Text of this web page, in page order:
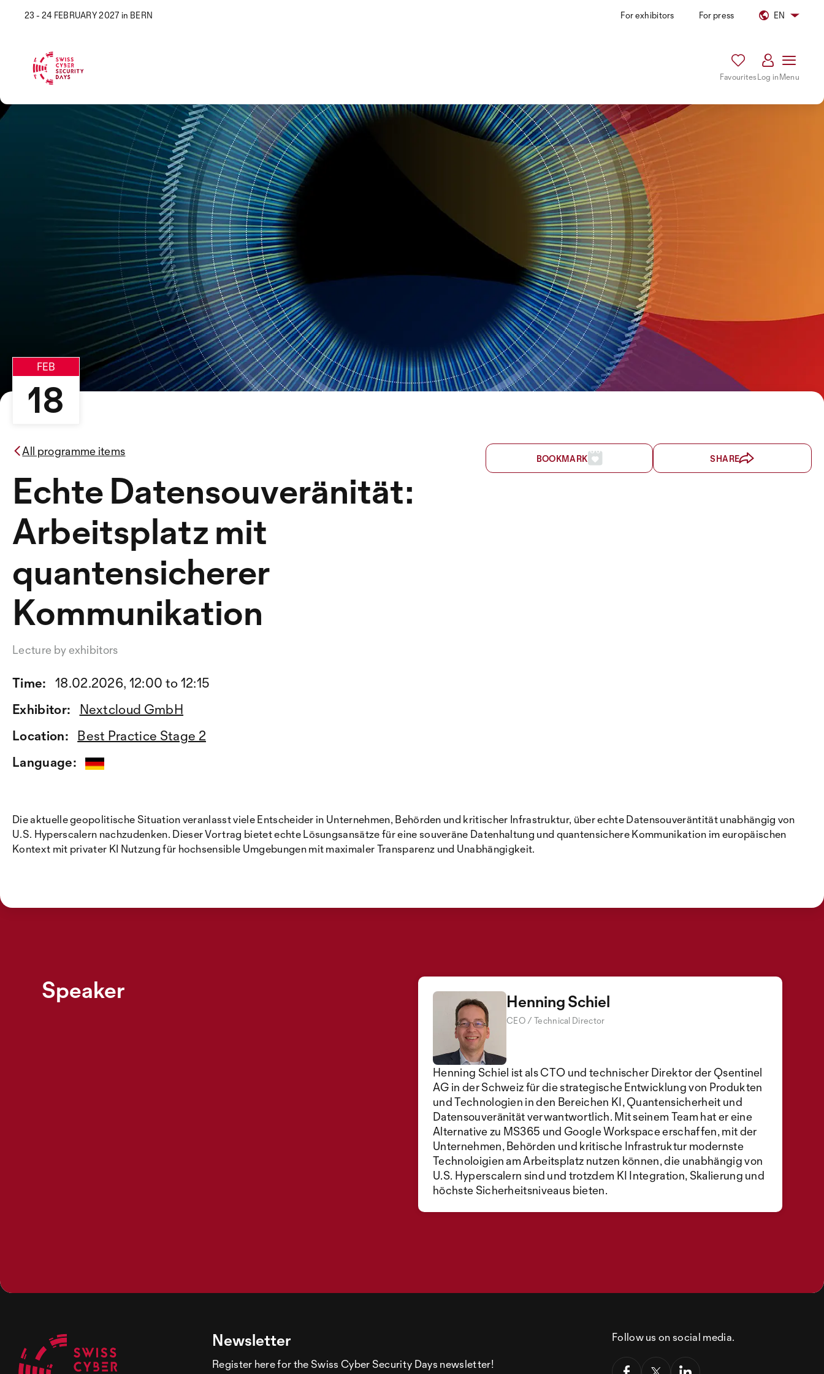
23 - 24 FEBRUARY 2027 in BERN For exhibitors For press EN
FavouritesLog inMenu
FEB
18
All programme items
Echte Datensouveränität:
Arbeitsplatz mit
quantensicherer
Kommunikation
Lecture by exhibitors
Time:
18.02.2026, 12:00 to 12:15
Exhibitor:
Nextcloud GmbH
Location:
Best Practice Stage 2
Language:
BOOKMARK SHARE
Die aktuelle geopolitische Situation veranlasst viele Entscheider in Unternehmen, Behörden und kritischer Infrastruktur, über echte Datensouveräntität unabhängig von
U.S. Hyperscalern nachzudenken. Dieser Vortrag bietet echte Lösungsansätze für eine souveräne Datenhaltung und quantensichere Kommunikation im europäischen
Kontext mit privater KI Nutzung für hochsensible Umgebungen mit maximaler Transparenz und Unabhängigkeit.
Speaker Henning Schiel
CEO / Technical Director
Henning Schiel ist als CTO und technischer Direktor der Qsentinel
AG in der Schweiz für die strategische Entwicklung von Produkten
und Technologien in den Bereichen KI, Quantensicherheit und
Datensouveränität verwantwortlich. Mit seinem Team hat er eine
Alternative zu MS365 und Google Workspace erschaffen, mit der
Unternehmen, Behörden und kritische Infrastruktur modernste
Technoloigien am Arbeitsplatz nutzen können, die unabhängig von
U.S. Hyperscalern sind und trotzdem KI Integration, Skalierung und
höchste Sicherheitsniveaus bieten.
Newsletter
Register here for the Swiss Cyber Security Days newsletter!
Follow us on social media.